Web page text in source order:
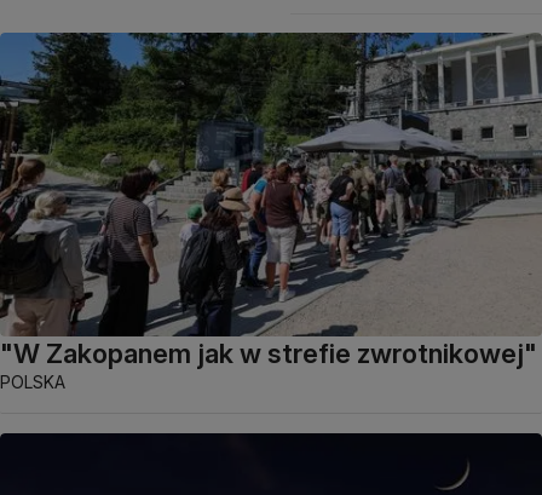
"W Zakopanem jak w strefie zwrotnikowej"
POLSKA